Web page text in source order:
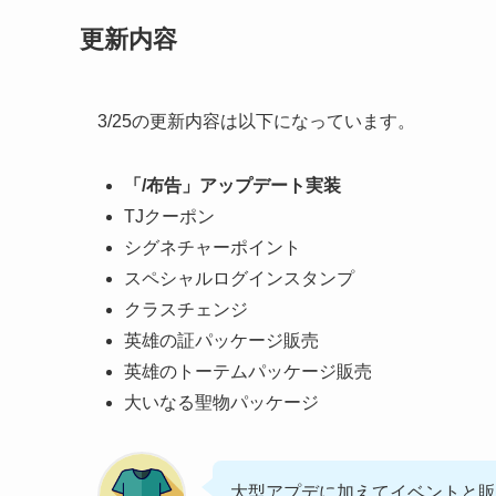
更新内容
3/25の更新内容は以下になっています。
「/布告」アップデート実装
TJクーポン
シグネチャーポイント
スペシャルログインスタンプ
クラスチェンジ
英雄の証パッケージ販売
英雄のトーテムパッケージ販売
大いなる聖物パッケージ